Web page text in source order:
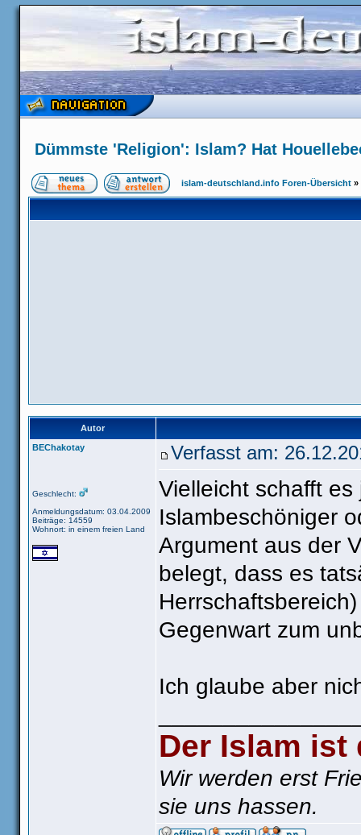
Dümmste 'Religion': Islam? Hat
islam-deutschland.info Foren-Übersicht »
Autor
BEChakotay
Geschlecht:
Anmeldungsdatum: 03.04.2009
Beiträge: 14559
Wohnort: in einem freien Land
Verfasst am:
Vielleicht schafft
Islambeschöniger
Argument aus der
belegt, dass es
Gegenwart zum
Ich glaube aber
Der Islam ist
Wir werden erst
sie uns hassen.